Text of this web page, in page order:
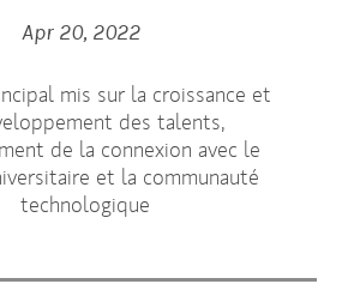
Apr 20, 2022
mis sur la croissance et
des talents,
de la connexion avec le
et la communauté
technologique